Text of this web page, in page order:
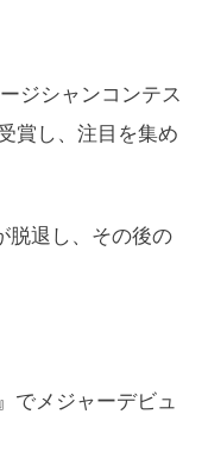
ジシャンコンテス
賞し、注目を集め
脱退し、その後の
でメジャーデビュ